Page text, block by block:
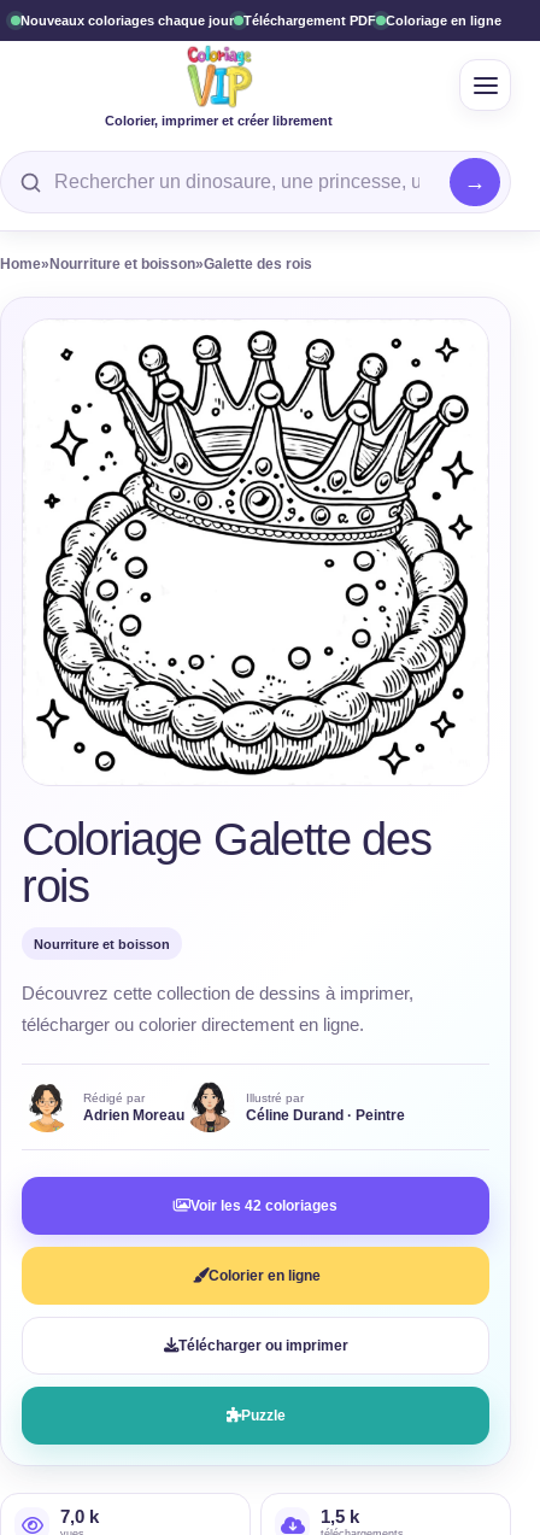
Nouveaux coloriages chaque jour Téléchargement PDF Coloriage en ligne
Colorier, imprimer et créer librement
Rechercher un coloriage
Home» Nourriture et boisson»Galette des rois
Coloriage Galette des
rois
Nourriture et boisson
Découvrez cette collection de dessins à imprimer,
télécharger ou colorier directement en ligne.
Rédigé par
Adrien Moreau
Illustré par
Céline Durand · Peintre
Voir les 42 coloriages
Colorier en ligne
Télécharger ou imprimer
Puzzle
7,0 k 1,5 k